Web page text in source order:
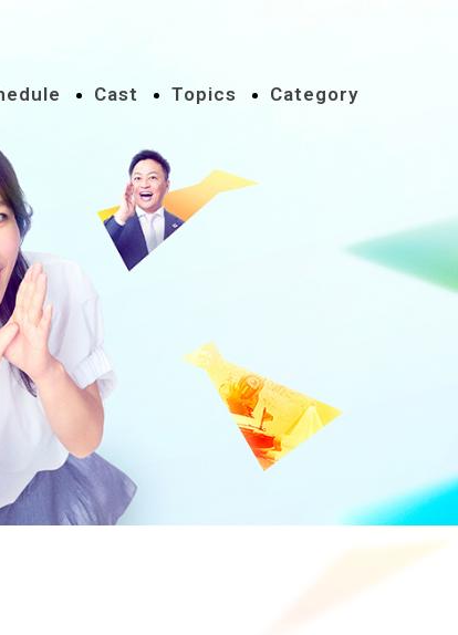
Cast Topics Category